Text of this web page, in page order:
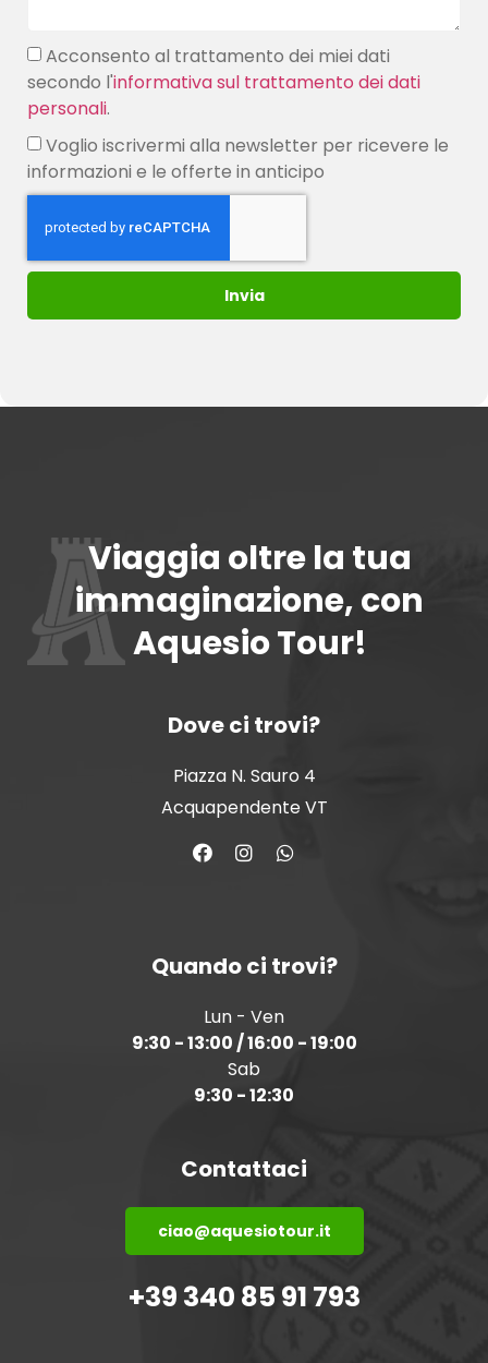
Acconsento al trattamento dei miei dati
secondo l'informativa sul trattamento dei dati
personali.
Voglio iscrivermi alla newsletter per ricevere le
informazioni e le offerte in anticipo
Invia
Viaggia oltre la tua
immaginazione, con
Aquesio Tour!
Dove ci trovi?
Piazza N. Sauro 4
Acquapendente VT
Quando ci trovi?
Lun - Ven
9:30 - 13:00 / 16:00 - 19:00
Sab
9:30 - 12:30
Contattaci
ciao@aquesiotour.it
+39 340 85 91 793